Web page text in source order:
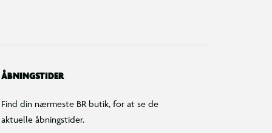
ÅBNINGSTIDER
Find din nærmeste BR butik, for at se de
aktuelle åbningstider.